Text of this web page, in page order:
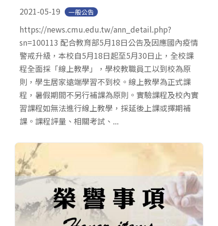
2021-05-19 一般公告
https://news.cmu.edu.tw/ann_detail.php?
sn=100113 配合教育部5月18日公告及因應國內疫情
警戒升級，本校自5月18日起至5月30日止，全校課
程全面採「線上教學」，學校教職員工以到校為原
則，學生居家遠端學習不到校。線上教學為正式課
程，暑假期間不另行補課為原則。實驗課程及校內實
習課程如無法進行線上教學，採延後上課或擇期補
課。課程評量、相關考試、...